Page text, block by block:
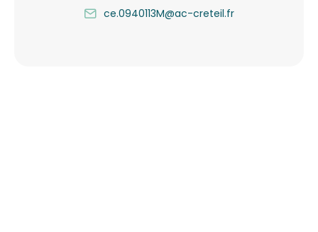
ce.0940113M@ac-creteil.fr